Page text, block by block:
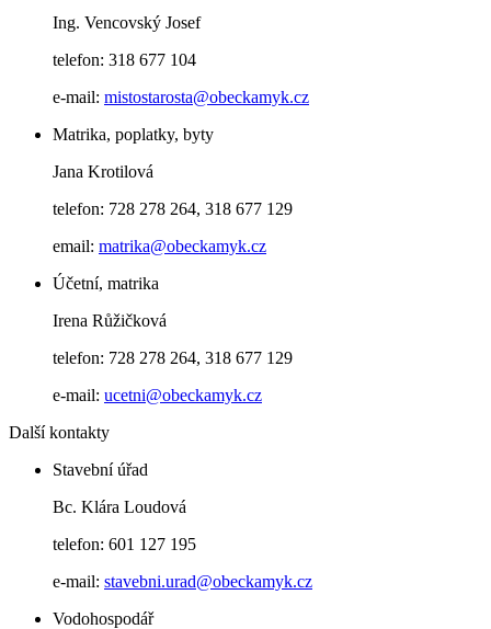
Ing. Vencovský Josef
telefon: 318 677 104
e-mail: mistostarosta@obeckamyk.cz
Matrika, poplatky, byty
Jana Krotilová
telefon: 728 278 264, 318 677 129
email: matrika@obeckamyk.cz
Účetní, matrika
Irena Růžičková
telefon: 728 278 264, 318 677 129
e-mail: ucetni@obeckamyk.cz
Další kontakty
Stavební úřad
Bc. Klára Loudová
telefon: 601 127 195
e-mail: stavebni.urad@obeckamyk.cz
Vodohospodář